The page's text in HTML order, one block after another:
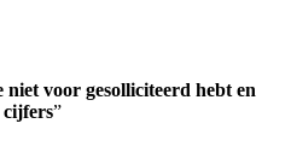
voor gesol­li­ci­teerd hebt en
”